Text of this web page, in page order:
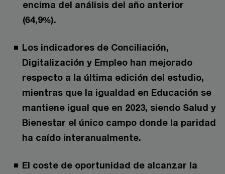
encima del análisis del año anterior
(64,9%).
Los indicadores de Conciliación,
Digitalización y Empleo han mejorado
respecto a la última edición del estudio,
mientras que la igualdad en Educación se
mantiene igual que en 2023, siendo Salud y
Bienestar el único campo donde la paridad
ha caído interanualmente.
El coste de oportunidad de alcanzar la